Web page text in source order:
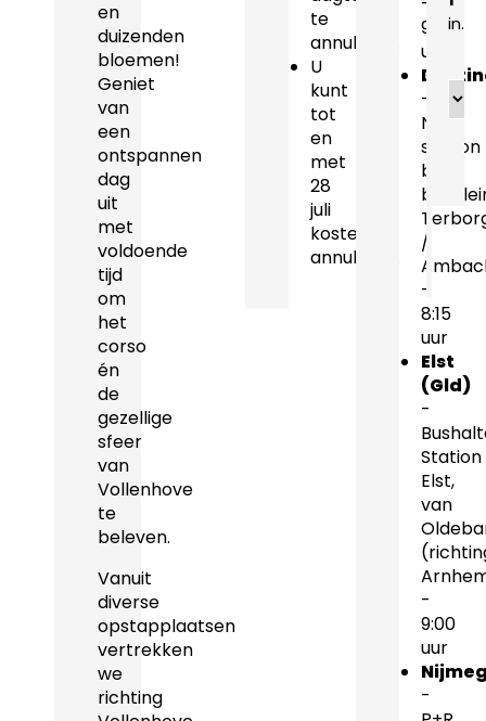
en
duizenden
bloemen!
Geniet
van
een
ontspannen
dag
uit
met
voldoende
tijd
om
het
corso
én
de
gezellige
sfeer
van
Vollenhove
te
beleven.
Vanuit
diverse
opstapplaatsen
vertrekken
we
richting
te
annuleren.
U
kunt
tot
en
met
28
juli
kosteloos
annuleren.
9:15
uur
-
NS-
station
bij
/
-
8:15
uur
Elst
(Gld)
-
Station
Elst,
van
-
9:00
uur
-
in.
*